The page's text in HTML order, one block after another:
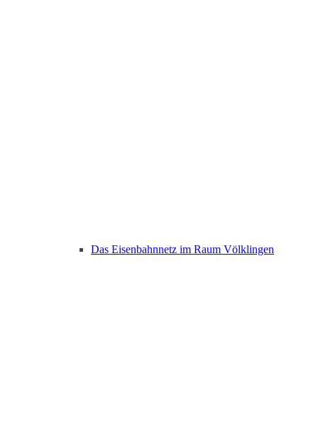
Das Eisenbahnnetz im Raum Völklingen